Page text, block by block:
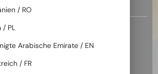
Rückerstattungsbedingungen
/ RO
/ PL
Arabische Emirate / EN
/ FR